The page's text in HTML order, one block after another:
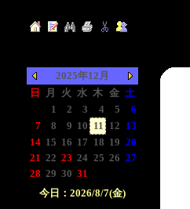
2025年12月
日
月 火 水 木 金 土
1 2 3 4 5
6
7
8 9 10 11 12 13
14 15 16 17 18 19 20
21 22 23 24 25 26 27
28 29 30 31
今日：2026/8/7(金)